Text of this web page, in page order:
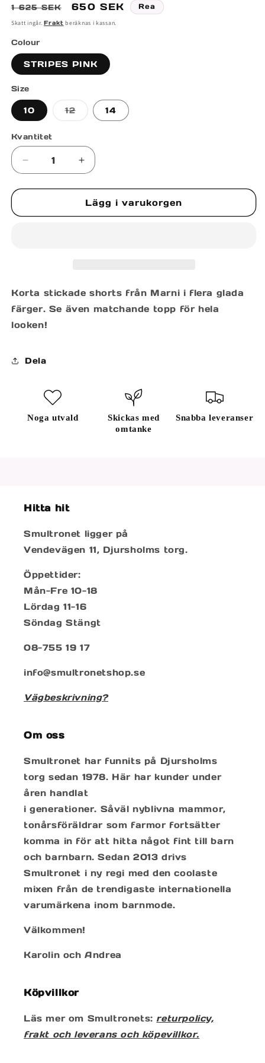
Ordinarie
pris
1 625 SEK Försäljningspris
650 SEK Rea
Skatt ingår.Frakt beräknas i kassan.
Colour
STRIPES PINK
Size
10 12Varianten
är
tillgänglig
14
Kvantitet
Minska
för
STRIPED
Öka
för
KNITTED
STRIPED
Lägg i varukorgen
Korta stickade shorts från Marni i flera glada
färger. Se även matchande topp för hela
looken!
Dela
Noga utvald
Skickas med
omtanke
Snabba leveranser
Hitta hit
Smultronet ligger på
Vendevägen 11, Djursholms torg.
Öppettider:
Mån-Fre 10-18
Lördag 11-16
Söndag Stängt
08-755 19 17
info@smultronetshop.se
Vägbeskrivning?
Om oss
Smultronet har funnits på Djursholms
torg sedan 1978. Här har kunder under
åren handlat
i generationer. Såväl nyblivna mammor,
tonårsföräldrar som farmor fortsätter
komma in för att hitta något fint till barn
och barnbarn. Sedan 2013 drivs
Smultronet i ny regi med den coolaste
mixen från de trendigaste internationella
varumärkena inom barnmode.
Välkommen!
Karolin och Andrea
Köpvillkor
Läs mer om Smultronets: returpolicy,
frakt och leverans och köpevillkor.